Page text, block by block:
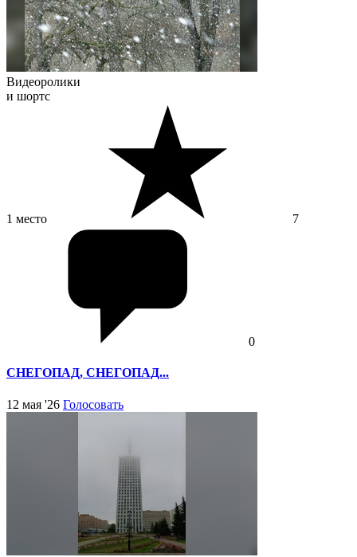
Видеоролики
и шортс
1 место 7
0
СНЕГОПАД, СНЕГОПАД...
12 мая '26 Голосовать